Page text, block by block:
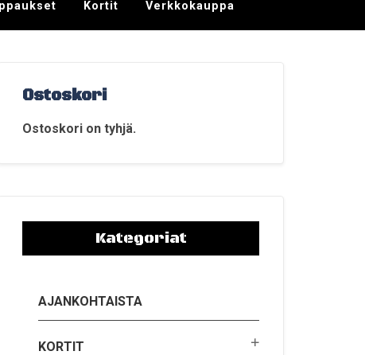
Kortit Verkkokauppa
Ostoskori
Ostoskori on tyhjä.
Kategoriat
AJANKOHTAISTA
KORTIT